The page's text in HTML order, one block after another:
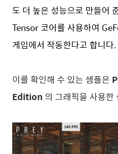
도 더 높은 성능으로 만들어
Tensor 코어를 사용하여
게임에서 작동한다고 합니다.
이를 확인해 수 있는 샘플은
Edition 의 그래픽을 사용한